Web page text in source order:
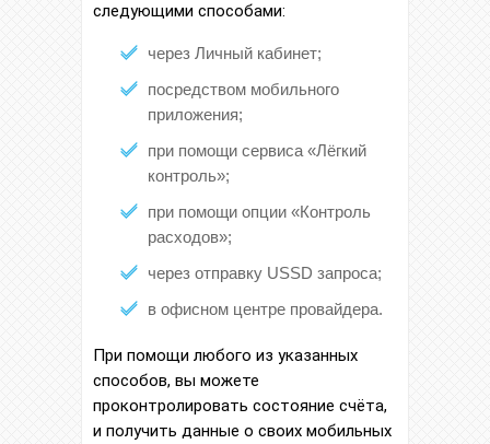
следующими способами:
через Личный кабинет;
посредством мобильного
приложения;
при помощи сервиса «Лёгкий
контроль»;
при помощи опции «Контроль
расходов»;
через отправку USSD запроса;
в офисном центре провайдера.
При помощи любого из указанных
способов, вы можете
проконтролировать состояние счёта,
и получить данные о своих мобильных